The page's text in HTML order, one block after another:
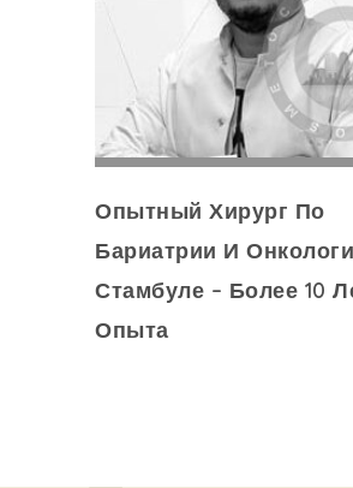
Опытный Хирург По
Бариатрии И
Стамбуле – Более 10
Опыта